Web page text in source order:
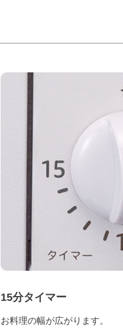
15分タイマー
お料理の幅が広がります。